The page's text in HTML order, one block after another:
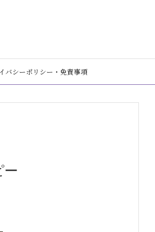
バシーポリシー・免責事項
ー